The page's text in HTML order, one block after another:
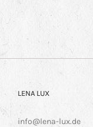
LENA LUX
info@lena-lux.de